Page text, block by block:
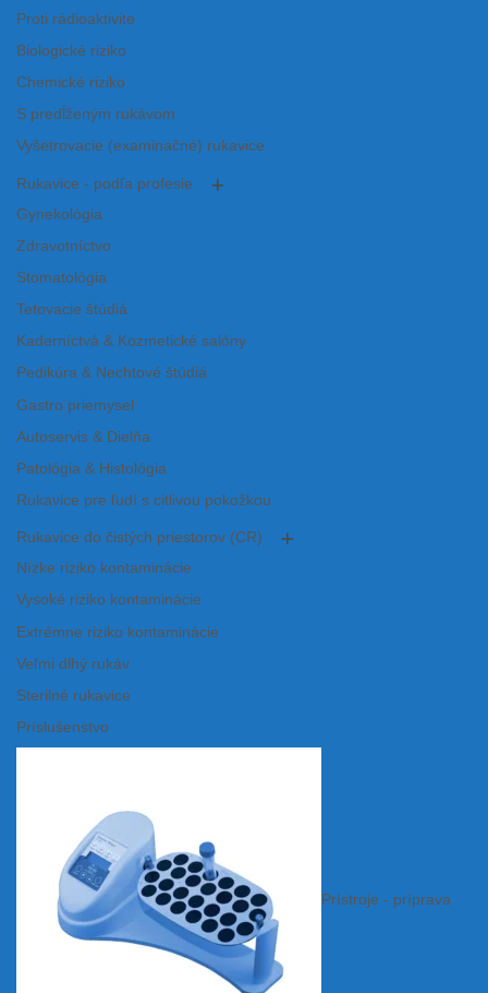
Proti rádioaktivite
Biologické riziko
Chemické riziko
S predĺženým rukávom
Vyšetrovacie (examinačné) rukavice
Rukavice - podľa profesie
Gynekológia
Zdravotníctvo
Stomatológia
Tetovacie štúdiá
Kaderníctvá & Kozmetické salóny
Pedikúra & Nechtové štúdiá
Gastro priemysel
Autoservis & Dielňa
Patológia & Histológia
Rukavice pre ľudí s citlivou pokožkou
Rukavice do čistých priestorov (CR)
Nízke riziko kontaminácie
Vysoké riziko kontaminácie
Extrémne riziko kontaminácie
Veľmi dlhý rukáv
Sterilné rukavice
Príslušenstvo
Prístroje - príprava